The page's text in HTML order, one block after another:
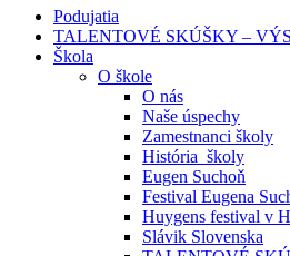
Podujatia
TALENTOVÉ SKÚŠKY –
Škola
O škole
O nás
Naše úspechy
Zamestnanci školy
História školy
Eugen Suchoň
Festival Eugena
Huygens festival v
Slávik Slovenska